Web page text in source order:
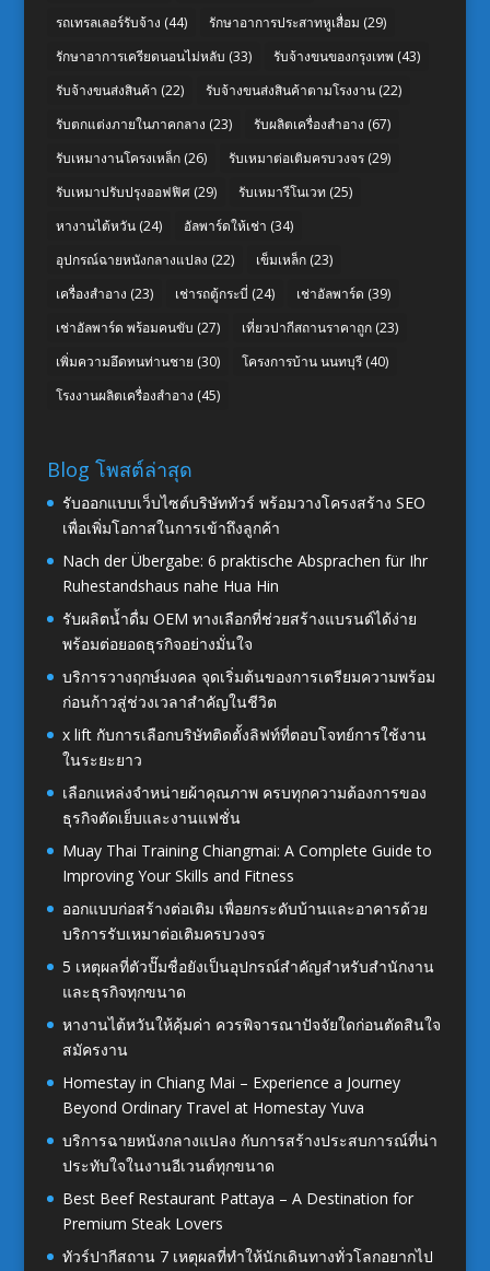
รถเทรลเลอร์รับจ้าง (44) รักษาอาการประสาทหูเสื่อม (29)
รักษาอาการเครียดนอนไม่หลับ (33) รับจ้างขนของกรุงเทพ (43)
รับจ้างขนส่งสินค้า (22) รับจ้างขนส่งสินค้าตามโรงงาน(22)
รับตกแต่งภายในภาคกลาง (23) รับผลิตเครื่องสำอาง (67)
รับเหมางานโครงเหล็ก(26) รับเหมาต่อเติมครบวงจร(29)
รับเหมาปรับปรุงออฟฟิศ(29) รับเหมารีโนเวท (25)
หางานไต้หวัน(24) อัลพาร์ดให้เช่า (34)
อุปกรณ์ฉายหนังกลางแปลง (22) เข็มเหล็ก(23)
เครื่องสำอาง (23) เช่ารถตู้กระบี่ (24) เช่าอัลพาร์ด (39)
เช่าอัลพาร์ด พร้อมคนขับ (27) เที่ยวปากีสถานราคาถูก(23)
เพิ่มความอึดทนท่านชาย (30) โครงการบ้าน นนทบุรี(40)
โรงงานผลิตเครื่องสำอาง (45)
Blog โพสต์ล่าสุด
รับออกแบบเว็บไซต์บริษัททัวร์ พร้อมวางโครงสร้าง SEO
เพื่อเพิ่มโอกาสในการเข้าถึงลูกค้า
Nach der Übergabe: 6 praktische Absprachen für Ihr
Ruhestandshaus nahe Hua Hin
รับผลิตน้ำดื่ม OEM ทางเลือกที่ช่วยสร้างแบรนด์ได้ง่าย
พร้อมต่อยอดธุรกิจอย่างมั่นใจ
บริการวางฤกษ์มงคล จุดเริ่มต้นของการเตรียมความพร้อม
ก่อนก้าวสู่ช่วงเวลาสำคัญในชีวิต
x lift กับการเลือกบริษัทติดตั้งลิฟท์ที่ตอบโจทย์การใช้งาน
ในระยะยาว
เลือกแหล่งจำหน่ายผ้าคุณภาพ ครบทุกความต้องการของ
ธุรกิจตัดเย็บและงานแฟชั่น
Muay Thai Training Chiangmai: A Complete Guide to
Improving Your Skills and Fitness
ออกแบบก่อสร้างต่อเติม เพื่อยกระดับบ้านและอาคารด้วย
บริการรับเหมาต่อเติมครบวงจร
5 เหตุผลที่ตัวปั๊มชื่อยังเป็นอุปกรณ์สำคัญสำหรับสำนักงาน
และธุรกิจทุกขนาด
หางานไต้หวันให้คุ้มค่า ควรพิจารณาปัจจัยใดก่อนตัดสินใจ
สมัครงาน
Homestay in Chiang Mai – Experience a Journey
Beyond Ordinary Travel at Homestay Yuva
บริการฉายหนังกลางแปลง กับการสร้างประสบการณ์ที่น่า
ประทับใจในงานอีเวนต์ทุกขนาด
Best Beef Restaurant Pattaya – A Destination for
Premium Steak Lovers
ทัวร์ปากีสถาน 7 เหตุผลที่ทำให้นักเดินทางทั่วโลกอยากไป